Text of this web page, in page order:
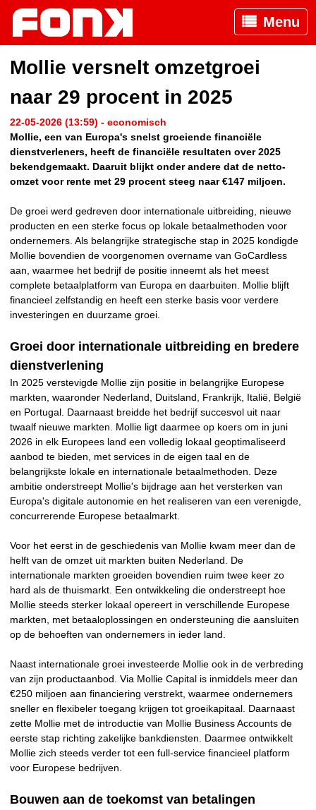
Menu
Mollie versnelt omzetgroei
naar 29 procent in 2025
22-05-2026 (13:59) - economisch
Mollie, een van Europa's snelst groeiende financiële
dienstverleners, heeft de financiële resultaten over 2025
bekendgemaakt. Daaruit blijkt onder andere dat de netto-
omzet voor rente met 29 procent steeg naar €147 miljoen.
De groei werd gedreven door internationale uitbreiding, nieuwe
producten en een sterke focus op lokale betaalmethoden voor
ondernemers. Als belangrijke strategische stap in 2025 kondigde
Mollie bovendien de voorgenomen overname van GoCardless
aan, waarmee het bedrijf de positie inneemt als het meest
complete betaalplatform van Europa en daarbuiten. Mollie blijft
financieel zelfstandig en heeft een sterke basis voor verdere
investeringen en duurzame groei.
Groei door internationale uitbreiding en bredere
dienstverlening
In 2025 verstevigde Mollie zijn positie in belangrijke Europese
markten, waaronder Nederland, Duitsland, Frankrijk, Italië, België
en Portugal. Daarnaast breidde het bedrijf succesvol uit naar
twaalf nieuwe markten. Mollie ligt daarmee op koers om in juni
2026 in elk Europees land een volledig lokaal geoptimaliseerd
aanbod te bieden, met services in de eigen taal en de
belangrijkste lokale en internationale betaalmethoden. Deze
ambitie onderstreept Mollie's bijdrage aan het versterken van
Europa's digitale autonomie en het realiseren van een verenigde,
concurrerende Europese betaalmarkt.
Voor het eerst in de geschiedenis van Mollie kwam meer dan de
helft van de omzet uit markten buiten Nederland. De
internationale markten groeiden bovendien ruim twee keer zo
hard als de thuismarkt. Een ontwikkeling die onderstreept hoe
Mollie steeds sterker lokaal opereert in verschillende Europese
markten, met betaaloplossingen en ondersteuning die aansluiten
op de behoeften van ondernemers in ieder land.
Naast internationale groei investeerde Mollie ook in de verbreding
van zijn productaanbod. Via Mollie Capital is inmiddels meer dan
€250 miljoen aan financiering verstrekt, waarmee ondernemers
sneller en flexibeler toegang krijgen tot groeikapitaal. Daarnaast
zette Mollie met de introductie van Mollie Business Accounts de
eerste stap richting zakelijke bankdiensten. Daarmee ontwikkelt
Mollie zich steeds verder tot een full-service financieel platform
voor Europese bedrijven.
Bouwen aan de toekomst van betalingen